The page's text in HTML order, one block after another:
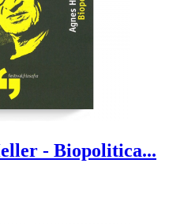
- Biopolitica...